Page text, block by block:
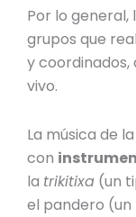
Por lo general,
grupos que
y
vivo.
La música de
con
la trikitixa (un
el pandero